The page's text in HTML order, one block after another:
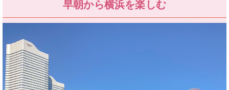
早朝から横浜を楽しむ